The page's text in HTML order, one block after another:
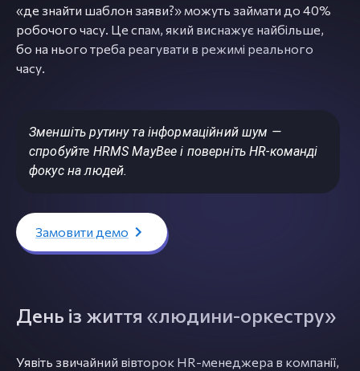
«де знайти шаблон заяви?» можуть займати до 40%
робочого часу. Це спам, який виснажує найбільше,
бо на нього треба реагувати в режимі реального
часу.
Зменшіть рутину та інформаційний шум —
спробуйте HRMS MayBee і поверніть HR-команді
фокус на людей.
Замовити демо
День із життя «людини-оркестру»
Уявіть звичайний вівторок HR-менеджера в компанії,